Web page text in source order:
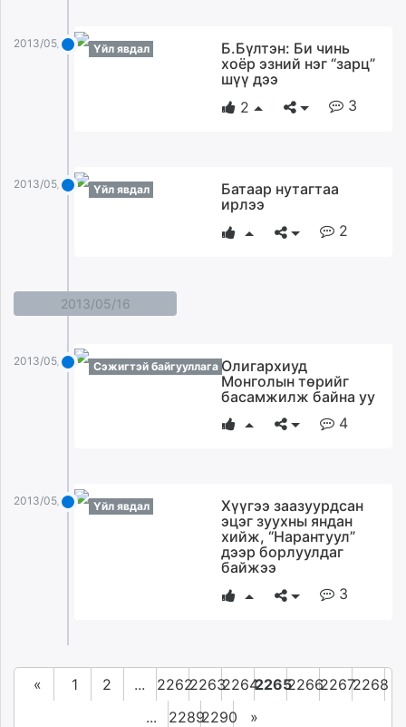
2013/05/17 Үйл явдал
Б.Бүлтэн: Би чинь
хоёр эзний нэг “зарц”
шүү дээ
2
3
2013/05/17 Үйл явдал
Батаар нутагтаа
ирлээ
2
2013/05/16
2013/05/16 Сэжигтэй байгууллага Олигархиуд
Монголын төрийг
басамжилж байна уу
4
2013/05/16 Үйл явдал
Хүүгээ заазуурдсан
эцэг зуухны яндан
хийж, “Нарантуул”
дээр борлуулдаг
байжээ
3
« 1 2 ... 2262226322642265226622672268
...
22892290 »